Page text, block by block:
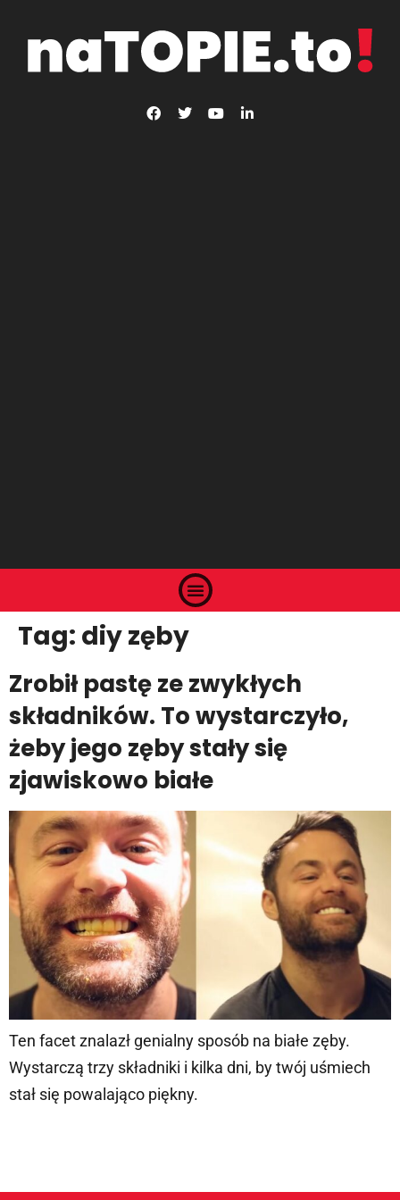
Tag: diy zęby
Zrobił pastę ze zwykłych
składników. To wystarczyło,
żeby jego zęby stały się
zjawiskowo białe
Ten facet znalazł genialny sposób na białe zęby.
Wystarczą trzy składniki i kilka dni, by twój uśmiech
stał się powalająco piękny.